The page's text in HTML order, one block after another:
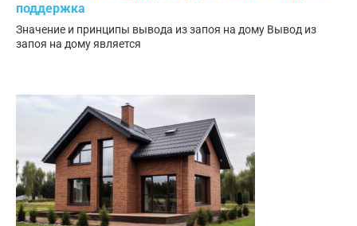
поддержка
Значение и принципы вывода из запоя на дому Вывод из
запоя на дому является